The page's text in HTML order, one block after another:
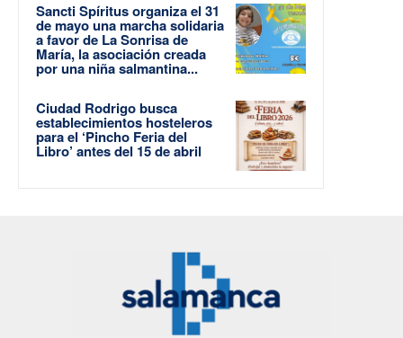
Sancti Spíritus organiza el 31
de mayo una marcha solidaria
a favor de La Sonrisa de
María, la asociación creada
por una niña salmantina...
Ciudad Rodrigo busca
establecimientos hosteleros
para el ‘Pincho Feria del
Libro’ antes del 15 de abril